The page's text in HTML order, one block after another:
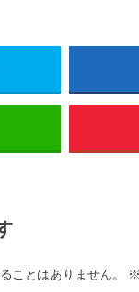
ことはありません。